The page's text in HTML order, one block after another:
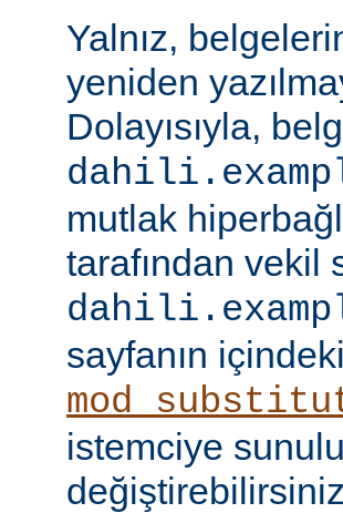
Yalnız,
yeniden
Dolayısıyla,
mutlak
tarafından vekil
sayfanın
istemciye